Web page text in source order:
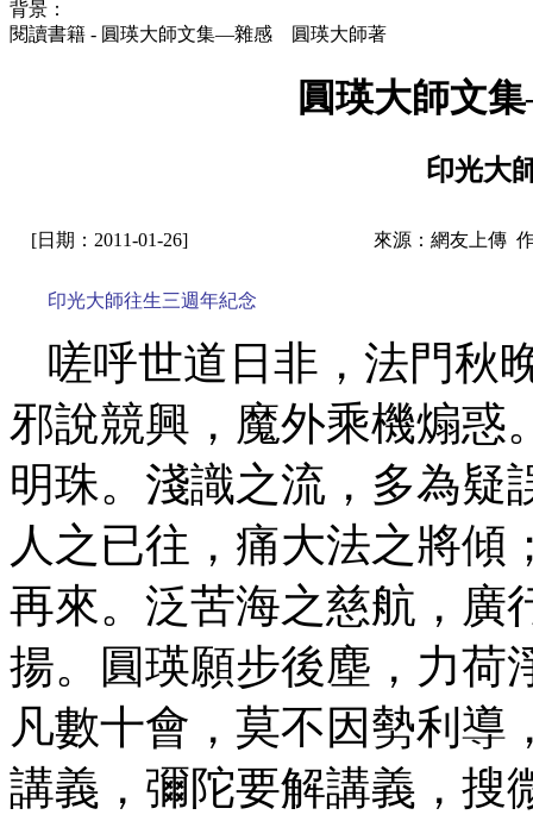
背景：
閱讀書籍 - 圓瑛大師文集—雜感 圓瑛大師著
圓瑛大師文
印光大
[日期：2011-01-26] 來源：網友上傳
印光大師往生三週年紀念
嗟呼世道日非，法門秋
邪說競興，魔外乘機煽惑
明珠。淺識之流，多為疑
人之已往，痛大法之將傾
再來。泛苦海之慈航，廣
揚。圓瑛願步後塵，力荷
凡數十會，莫不因勢利導
講義，彌陀要解講義，搜